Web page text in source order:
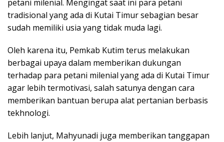
petani milenial. Mengingat saat ini para petani
tradisional yang ada di Kutai Timur sebagian besar
sudah memiliki usia yang tidak muda lagi.
Oleh karena itu, Pemkab Kutim terus melakukan
berbagai upaya dalam memberikan dukungan
terhadap para petani milenial yang ada di Kutai Timur
agar lebih termotivasi, salah satunya dengan cara
memberikan bantuan berupa alat pertanian berbasis
tekhnologi.
Lebih lanjut, Mahyunadi juga memberikan tanggapan